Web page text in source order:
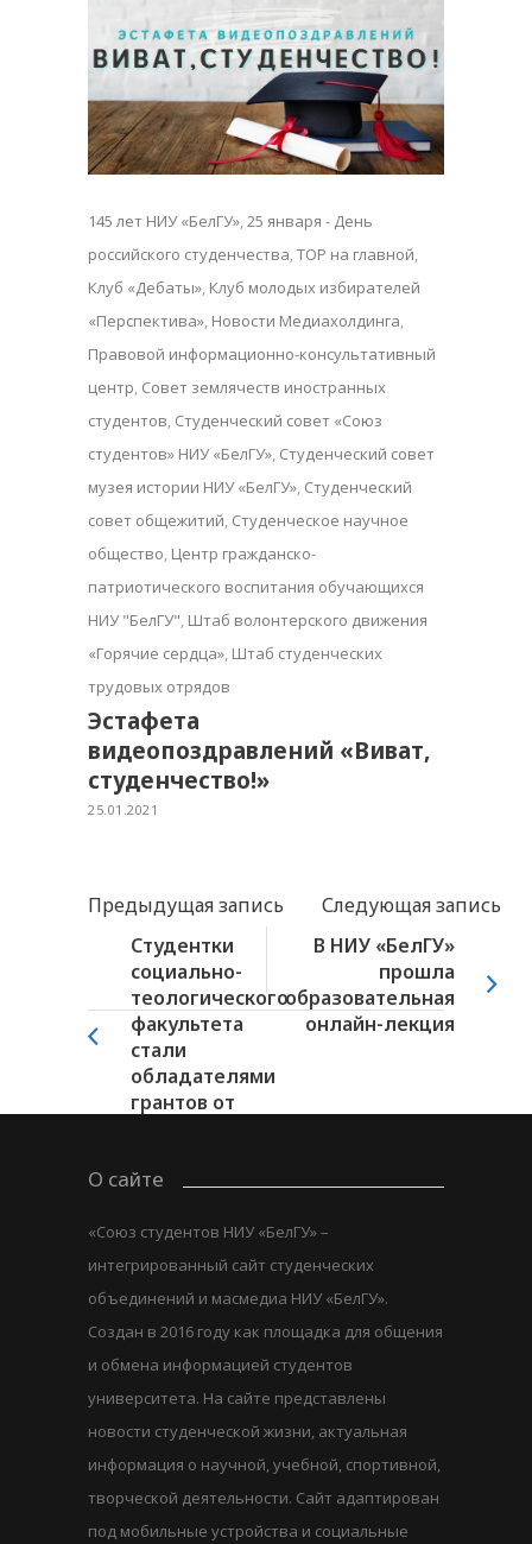
145 лет НИУ «БелГУ»,25 января - День
российского студенчества,TOP на главной,
Клуб «Дебаты», Клуб молодых избирателей
«Перспектива», Новости Медиахолдинга,
Правовой информационно-консультативный
центр, Совет землячеств иностранных
студентов, Студенческий совет «Союз
студентов» НИУ «БелГУ», Студенческий совет
музея истории НИУ «БелГУ», Студенческий
совет общежитий, Студенческое научное
общество, Центр гражданско-
патриотического воспитания обучающихся
НИУ "БелГУ", Штаб волонтерского движения
«Горячие сердца», Штаб студенческих
трудовых отрядов
Эстафета
видеопоздравлений «Виват,
студенчество!»
25.01.2021
Предыдущая запись
Следующая запись
Студентки
социально-
теологического
факультета
стали
обладателями
грантов от
В НИУ «БелГУ»
прошла
образовательная
онлайн-лекция
О сайте
«Союз студентов НИУ «БелГУ» –
интегрированный сайт студенческих
объединений и масмедиа НИУ «БелГУ».
Создан в 2016 году как площадка для общения
и обмена информацией студентов
университета. На сайте представлены
новости студенческой жизни, актуальная
информация о научной, учебной, спортивной,
творческой деятельности. Сайт адаптирован
под мобильные устройства и социальные